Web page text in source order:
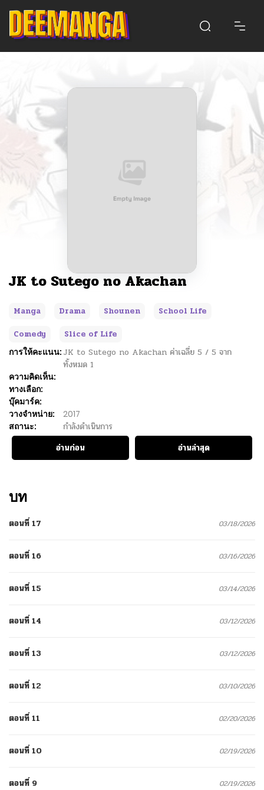
JK to Sutego no Akachan
Manga Drama Shounen
School Life
Comedy
Slice of Life
การให้คะแนน: JK to Sutego no Akachan ค่าเฉลี่ย 5 / 5 จาก
ทั้งหมด 1
ความคิดเห็น:
ทางเลือก:
บุ๊คมาร์ค:
วางจำหน่าย:
2017
สถานะ:
กำลังดำเนินการ
อ่านก่อน
อ่านล่าสุด
บท
ตอนที่ 17 03/18/2026
ตอนที่ 16 03/16/2026
ตอนที่ 15 03/14/2026
ตอนที่ 14 03/12/2026
ตอนที่ 13 03/12/2026
ตอนที่ 12 03/10/2026
ตอนที่ 11 02/20/2026
ตอนที่ 10 02/19/2026
ตอนที่ 9 02/19/2026